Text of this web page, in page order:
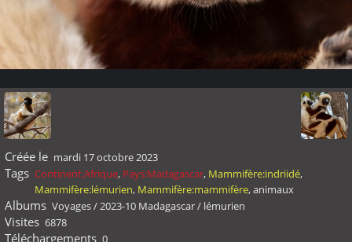
Créée le mardi 17 octobre 2023
Tags Continent:Afrique, Pays:Madagascar, Mammifère:indriidé,
Mammifère:lémurien, Mammifère:mammifère,animaux
Albums Voyages/2023-10 Madagascar/ lémurien
Visites 6878
Téléchargements 0